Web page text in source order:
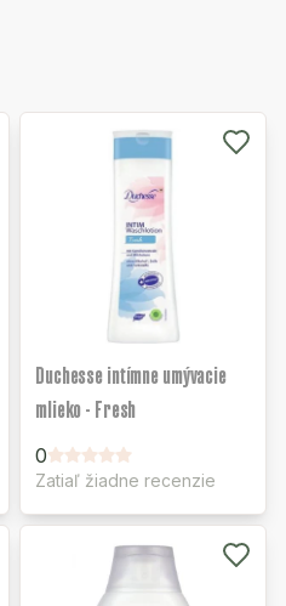
Duchesse intímne umývacie
mlieko - Fresh
0
Zatiaľ žiadne recenzie